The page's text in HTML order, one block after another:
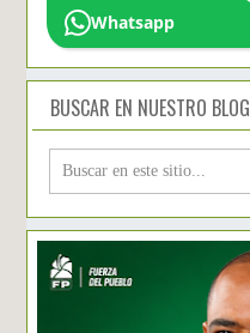
Whatsapp
BUSCAR EN NUESTRO BLOG